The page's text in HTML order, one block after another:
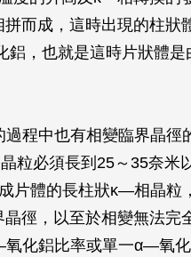
而成，這時出現的柱狀
鋁，也就是這時片狀體
程中也有相變臨界晶徑
粒必須長到25～35奈米
片體的長柱狀κ—相晶粒
徑，以至於相變無法完
氧化鋁比率或單一α—氧